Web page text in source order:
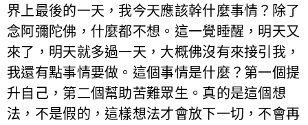
界上最後的一天，我今天應該幹什麼事情？除了
念阿彌陀佛，什麼都不想。這一覺睡醒，明天又
來了，明天就多過一天，大概佛沒有來接引我，
我還有點事情要做。這個事情是什麼？第一個提
升自己，第二個幫助苦難眾生。真的是這個想
法，不是假的，這樣想法才會放下一切，不會再